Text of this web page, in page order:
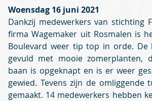
Woensdag 16 juni 2021
Dankzij medewerkers van stichting
firma Wagemaker uit Rosmalen is
Boulevard weer tip top in orde. De
gevuld met mooie zomerplanten,
baan is opgeknapt en is er weer
gewied. Tevens zijn de omliggende
gemaakt. 14 medewerkers hebben